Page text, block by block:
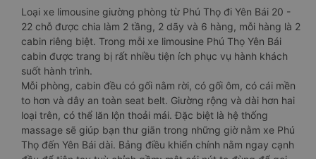
Loại xe limousine giường phòng từ Phú Thọ đi Yên Bái 20 -
22 chỗ được chia làm 2 tầng, 2 dãy và 6 hàng, mỗi hàng là 2
cabin riêng biệt. Trong mỗi xe limousine Phú Thọ Yên Bái
cabin được trang bị rất nhiều tiện ích phục vụ hành khách
suốt hành trình.
Mỗi phòng, cabin đều có gối nằm rời, có gối ôm, có cái mền
to hơn và dây an toàn seat belt. Giường rộng và dài hơn hai
loại trên, có thể lăn lộn thoải mái. Đặc biệt là hệ thống
massage sẽ giúp bạn thư giãn trong những giờ nằm xe Phú
Thọ đến Yên Bái dài. Bảng điều khiển chính nằm ngay cạnh